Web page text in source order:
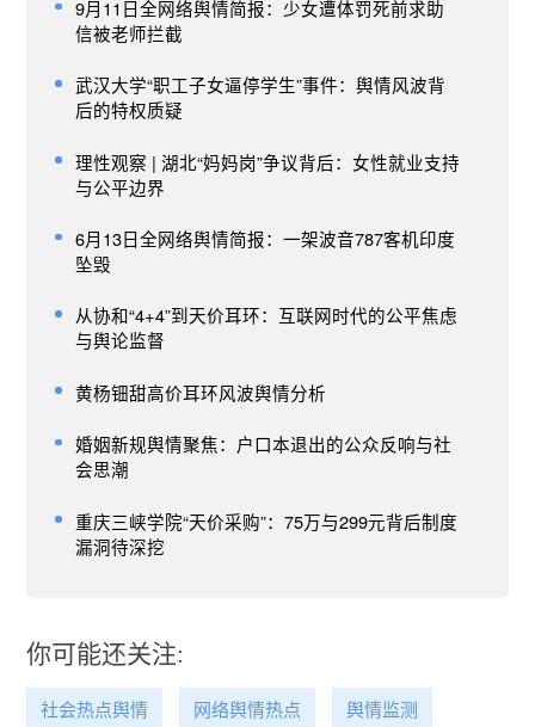
9月11日全网络舆情简报：少女遭体罚死前求助
信被老师拦截
武汉大学“职工子女逼停学生”事件：舆情风波背
后的特权质疑
理性观察 | 湖北“妈妈岗”争议背后：女性就业支持
与公平边界
6月13日全网络舆情简报：一架波音787客机印度
坠毁
从协和“4+4”到天价耳环：互联网时代的公平焦虑
与舆论监督
黄杨钿甜高价耳环风波舆情分析
婚姻新规舆情聚焦：户口本退出的公众反响与社
会思潮
重庆三峡学院“天价采购”：75万与299元背后制度
漏洞待深挖
你可能还关注:
社会热点舆情 网络舆情热点 舆情监测